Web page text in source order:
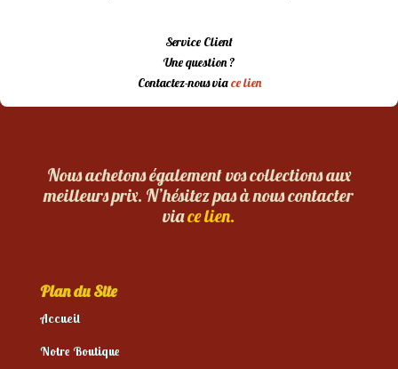
Service Client
Une question ?
Contactez-nous viace lien
Nous achetons également vos collections aux
meilleurs prix. N’hésitez pas à nous contacter
viace lien.
Plan du Site
Accueil
Notre Boutique